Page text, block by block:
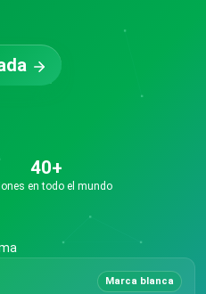
40+
en todo el mundo
Marca blanca